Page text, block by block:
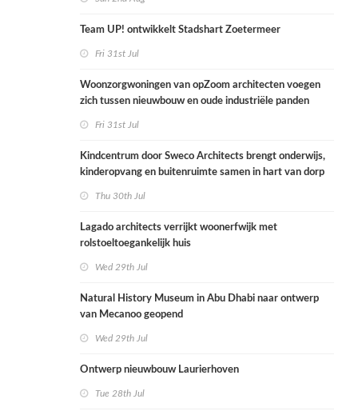
Team UP! ontwikkelt Stadshart Zoetermeer
Fri 31st Jul
Woonzorgwoningen van opZoom architecten voegen
zich tussen nieuwbouw en oude industriële panden
Fri 31st Jul
Kindcentrum door Sweco Architects brengt onderwijs,
kinderopvang en buitenruimte samen in hart van dorp
Thu 30th Jul
Lagado architects verrijkt woonerfwijk met
rolstoeltoegankelijk huis
Wed 29th Jul
Natural History Museum in Abu Dhabi naar ontwerp
van Mecanoo geopend
Wed 29th Jul
Ontwerp nieuwbouw Laurierhoven
Tue 28th Jul